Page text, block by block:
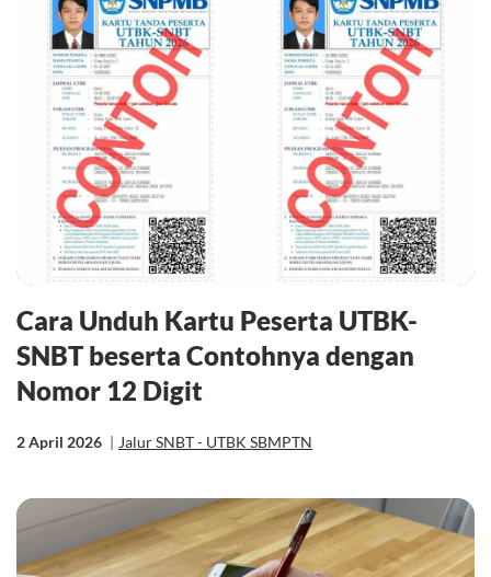
Cara Unduh Kartu Peserta UTBK-
SNBT beserta Contohnya dengan
Nomor 12 Digit
2 April 2026 | Jalur SNBT - UTBK SBMPTN